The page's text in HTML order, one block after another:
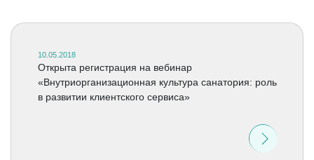
10.05.2018
Открыта регистрация на вебинар
«Внутриорганизационная культура санатория: роль
в развитии клиентского сервиса»